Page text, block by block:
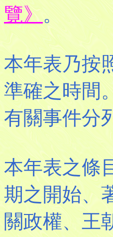
覽》。
本年表乃按
準確之時間
有關事件分
本年表之條
期之開始、
關政權、王